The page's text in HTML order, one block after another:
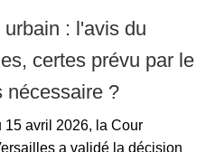
: l'avis du
certes prévu par le
nécessaire ?
15 avril 2026, la Cour
a validé la décision